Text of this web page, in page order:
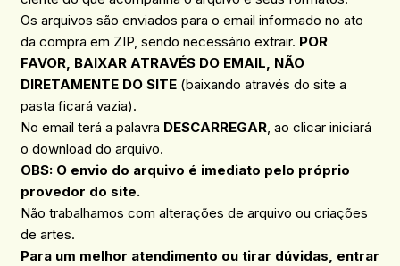
Os arquivos são enviados para o email informado no ato
da compra em ZIP, sendo necessário extrair. POR
FAVOR, BAIXAR ATRAVÉS DO EMAIL, NÃO
DIRETAMENTE DO SITE(baixando através do site a
pasta ficará vazia).
No email terá a palavra DESCARREGAR, ao clicar iniciará
o download do arquivo.
OBS: O envio do arquivo é imediato pelo próprio
provedor do site.
Não trabalhamos com alterações de arquivo ou criações
de artes.
Para um melhor atendimento ou tirar dúvidas, entrar